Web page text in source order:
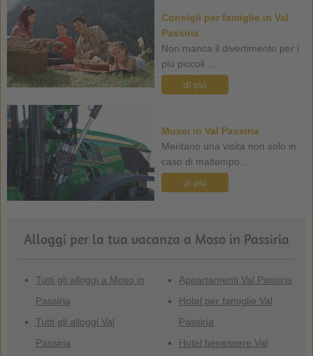
Consigli per famiglie in Val
Passiria
Non manca il divertimento per i
più piccoli ...
di più
Musei in Val Passiria
Meritano una visita non solo in
caso di maltempo ...
di più
Alloggi per la tua vacanza a Moso in Passiria
Tutti gli alloggi a Moso in
Passiria
Tutti gli alloggi Val
Passiria
Appartamenti Val Passiria
Hotel per famiglie Val
Passiria
Hotel benessere Val